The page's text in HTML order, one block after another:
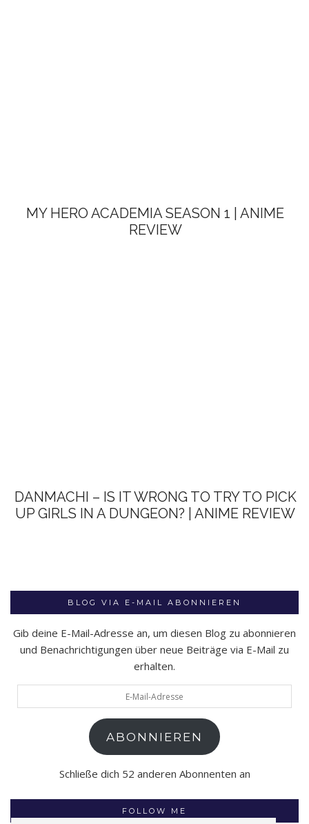
MY HERO ACADEMIA SEASON 1 | ANIME
REVIEW
DANMACHI – IS IT WRONG TO TRY TO PICK
UP GIRLS IN A DUNGEON? | ANIME REVIEW
BLOG VIA E-MAIL ABONNIEREN
Gib deine E-Mail-Adresse an, um diesen Blog zu abonnieren
und Benachrichtigungen über neue Beiträge via E-Mail zu
erhalten.
Mail-
ABONNIEREN
Schließe dich 52 anderen Abonnenten an
FOLLOW ME